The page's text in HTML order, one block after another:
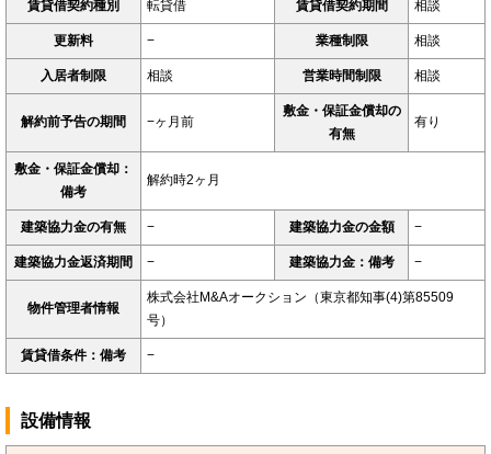
賃貸借契約種別 転貸借 賃貸借契約期間 相談
更新料 − 業種制限 相談
入居者制限 相談 営業時間制限 相談
解約前予告の期間 −ヶ月前
敷金・保証金償却の
有無
有り
敷金・保証金償却：
備考
解約時2ヶ月
建築協力金の有無 − 建築協力金の金額 −
建築協力金返済期間 − 建築協力金：備考 −
物件管理者情報
株式会社M&Aオークション（東京都知事(4)第85509
号）
賃貸借条件：備考 −
設備情報